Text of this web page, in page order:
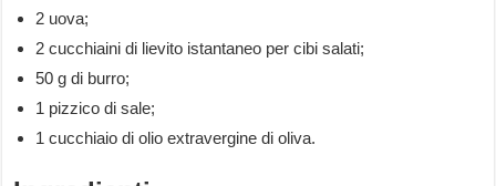
2 uova;
2 cucchiaini di lievito istantaneo per cibi salati;
50 g di burro;
1 pizzico di sale;
1 cucchiaio di olio extravergine di oliva.